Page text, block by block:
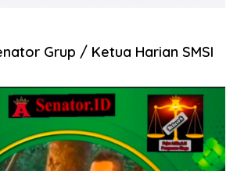
Grup / Ketua Harian SMSI